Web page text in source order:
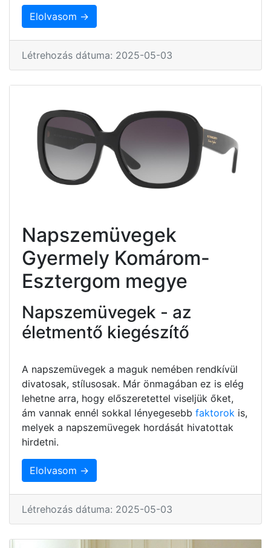
Elolvasom →
Létrehozás dátuma: 2025-05-03
Napszemüvegek
Gyermely Komárom-
Esztergom megye
Napszemüvegek - az
életmentő kiegészítő
A napszemüvegek a maguk nemében rendkívül
divatosak, stílusosak. Már önmagában ez is elég
lehetne arra, hogy előszeretettel viseljük őket,
ám vannak ennél sokkal lényegesebb faktorok is,
melyek a napszemüvegek hordását hivatottak
hirdetni.
Elolvasom →
Létrehozás dátuma: 2025-05-03